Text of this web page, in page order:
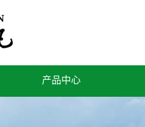
产品中心